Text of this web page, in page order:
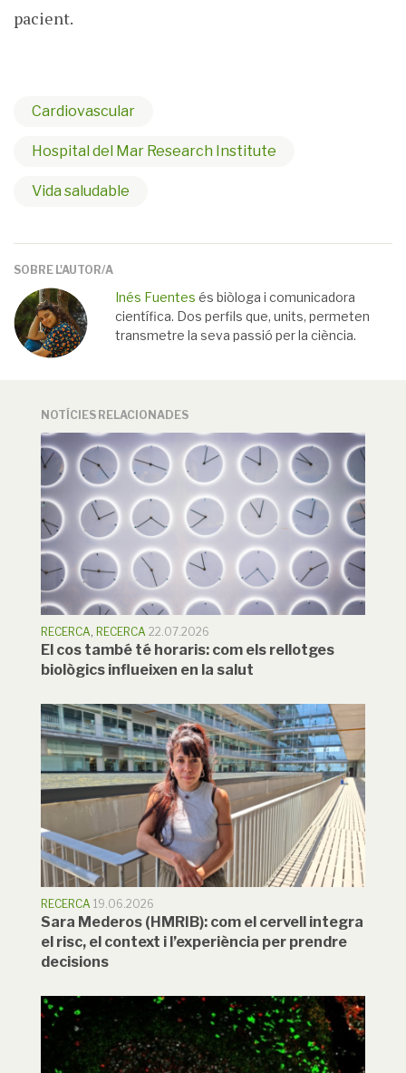
pacient.
Cardiovascular
Hospital del Mar Research Institute
Vida saludable
SOBRE L'AUTOR/A
Inés Fuentes és biòloga i comunicadora
científica. Dos perfils que, units, permeten
transmetre la seva passió per la ciència.
NOTÍCIES RELACIONADES
RECERCA, RECERCA 22.07.2026
El cos també té horaris: com els rellotges
biològics influeixen en la salut
RECERCA 19.06.2026
Sara Mederos (HMRIB): com el cervell integra
el risc, el context i l’experiència per prendre
decisions